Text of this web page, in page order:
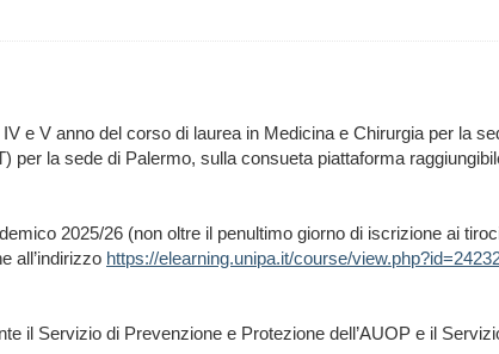
e V anno del corso di laurea in Medicina e Chirurgia per la
la sede di Palermo, sulla consueta piattaforma
2025/26 (non oltre il penultimo giorno di iscrizione ai
all’indirizzo https://elearning.unipa.it/course/
il Servizio di Prevenzione e Protezione dell’AUOP e il